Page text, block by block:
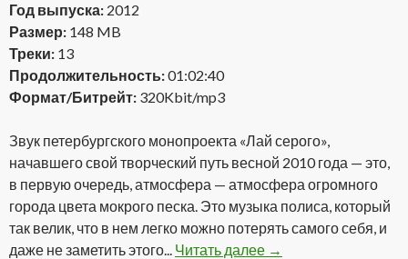
Год выпуска: 2012
Размер: 148 MB
Треки: 13
Продолжительность:01:02:40
Формат/Битрейт: 320Kbit/mp3
Звук петербургского монопроекта «Лай серого»,
начавшего свой творческий путь весной 2010 года — это,
в первую очередь, атмосфера — атмосфера огромного
города цвета мокрого песка. Это музыка полиса, который
так велик, что в нем легко можно потерять самого себя, и
даже не заметить этого... Читать далее Лай серого — Бег по
→